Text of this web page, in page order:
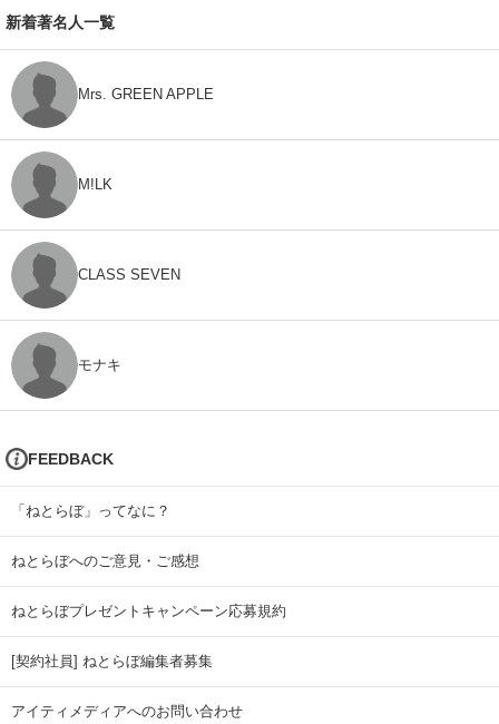
新着著名人一覧
Mrs. GREEN APPLE
M!LK
CLASS SEVEN
モナキ
FEEDBACK
「ねとらぼ」ってなに？
ねとらぼへのご意見・ご感想
ねとらぼプレゼントキャンペーン応募規約
[契約社員] ねとらぼ編集者募集
アイティメディアへのお問い合わせ